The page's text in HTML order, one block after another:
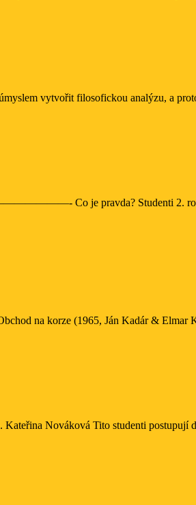
vytvořit filosofickou analýzu, a
na korze (1965, Ján Kadár & Elmar